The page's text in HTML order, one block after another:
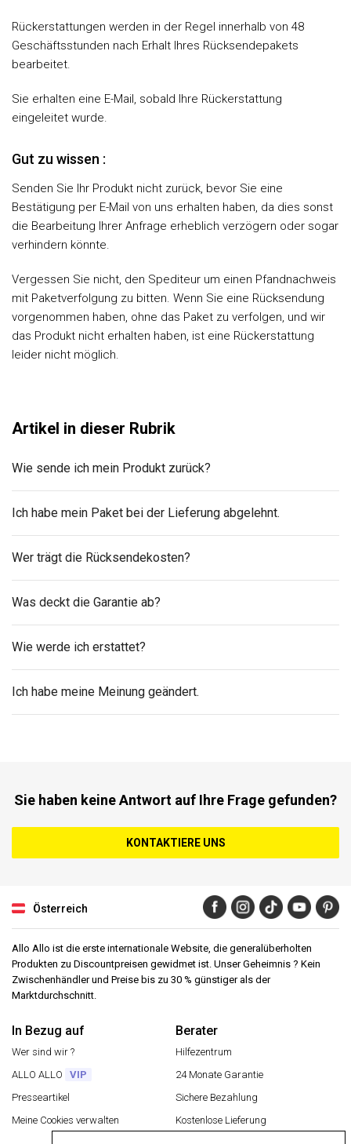
Rückerstattungen werden in der Regel innerhalb von 48
Geschäftsstunden nach Erhalt Ihres Rücksendepakets
bearbeitet.
Sie erhalten eine E-Mail, sobald Ihre Rückerstattung
eingeleitet wurde.
Gut zu wissen :
Senden Sie Ihr Produkt nicht zurück, bevor Sie eine
Bestätigung per E-Mail von uns erhalten haben, da dies sonst
die Bearbeitung Ihrer Anfrage erheblich verzögern oder sogar
verhindern könnte.
Vergessen Sie nicht, den Spediteur um einen Pfandnachweis
mit Paketverfolgung zu bitten. Wenn Sie eine Rücksendung
vorgenommen haben, ohne das Paket zu verfolgen, und wir
das Produkt nicht erhalten haben, ist eine Rückerstattung
leider nicht möglich.
Artikel in dieser Rubrik
Wie sende ich mein Produkt zurück?
Ich habe mein Paket bei der Lieferung abgelehnt.
Wer trägt die Rücksendekosten?
Was deckt die Garantie ab?
Wie werde ich erstattet?
Ich habe meine Meinung geändert.
Sie haben keine Antwort auf Ihre Frage gefunden?
KONTAKTIERE UNS
Österreich
Allo Allo ist die erste internationale Website, die generalüberholten
Produkten zu Discountpreisen gewidmet ist. Unser Geheimnis ? Kein
Zwischenhändler und Preise bis zu 30 % günstiger als der
Marktdurchschnitt.
In Bezug auf
Wer sind wir ?
ALLO ALLO
VIP
Presseartikel
Meine Cookies verwalten
Berater
Hilfezentrum
24 Monate Garantie
Sichere Bezahlung
Kostenlose Lieferung